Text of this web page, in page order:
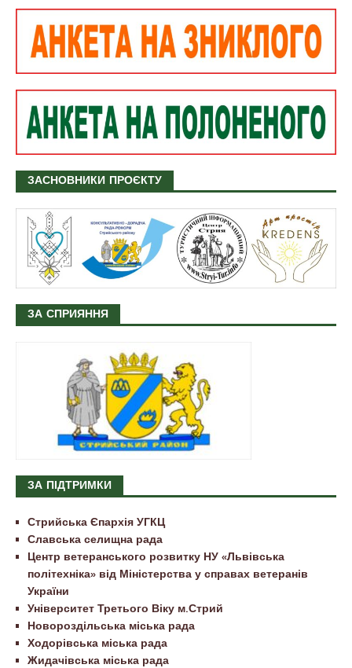
ЗАСНОВНИКИ ПРОЄКТУ
ЗА СПРИЯННЯ
ЗА ПІДТРИМКИ
Стрийська Єпархія УГКЦ
Славська селищна рада
Центр ветеранського розвитку НУ «Львівська
політехніка» від Міністерства у справах ветеранів
України
Університет Третього Віку м.Стрий
Новороздільська міська рада
Ходорівська міська рада
Жидачівська міська рада